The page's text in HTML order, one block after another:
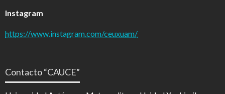
Instagram
https://www.instagram.com/ceuxuam/
Contacto “CAUCE”